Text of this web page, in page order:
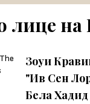
лице на
Зоуи
"Ив Сен
Бела